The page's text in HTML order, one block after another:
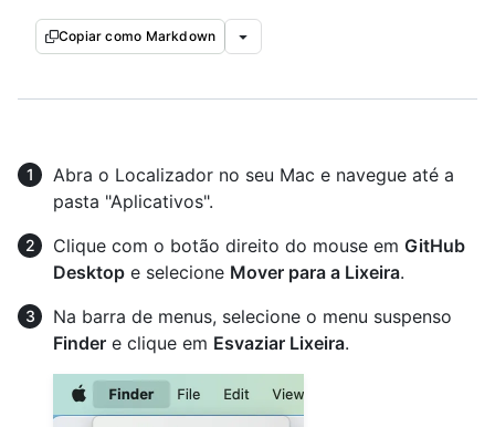
Copiar como Markdown
Abra o Localizador no seu Mac e navegue até a
pasta "Aplicativos".
Clique com o botão direito do mouse em GitHub
Desktop e selecione Mover para a Lixeira.
Na barra de menus, selecione o menu suspenso
Finder e clique em Esvaziar Lixeira.